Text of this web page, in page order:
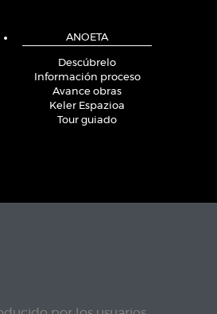
ANOETA
Descúbrelo
Información proceso
Avance obras
Keler Espazioa
Tour guiado